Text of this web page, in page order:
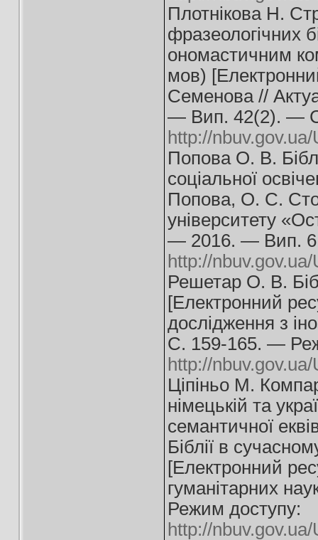
Плотнікова Н.
фразеологічних
ономастичним
мов)
Семенова //
— Вип. 42(2). —
http://
Попова О. В.
соціальної
Попова, О. С.
університету
— 2016. — Вип.
http://
Решетар О. В.
[Електронний
дослідження з
С. 159-165. —
http://
Ціпіньо М.
німецькій та
семантичної
Біблії в
[Електронний
гуманітарних
Режим доступу:
http://